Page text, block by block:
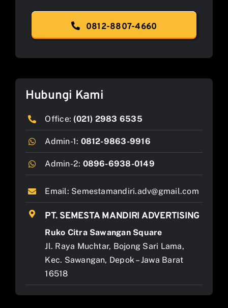
0812-8807-4660
Hubungi Kami
Office: (021) 2983 6535
Admin-1: 0812-9863-9916
Admin-2: 0896-6938-0149
Email: Semestamandiri.adv@gmail.com
PT. SEMESTA MANDIRI ADVERTISING
Ruko Citra Sawangan Square
Jl. Raya Muchtar, Bojong Sari Lama,
Kec. Sawangan, Depok – Jawa Barat
16518